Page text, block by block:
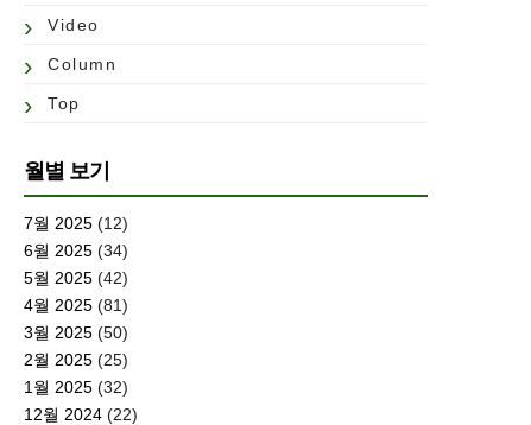
Video
Column
Top
월별 보기
7월 2025 (12)
6월 2025 (34)
5월 2025 (42)
4월 2025 (81)
3월 2025 (50)
2월 2025 (25)
1월 2025 (32)
12월 2024 (22)